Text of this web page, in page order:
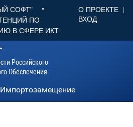
СОФТ" •
ПО
В СФЕРЕ ИКТ
О ПРОЕКТЕ
ВХОД
Российского
Обеспечения
Импортозамещение